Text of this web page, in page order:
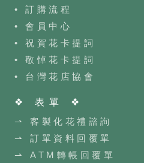
• 訂購流程
• 會員中心
• 祝賀花卡提詞
• 敬悼花卡提詞
• 台灣花店協會
❖ 表單 ❖
⇀ 客製化花禮諮詢
⇀ 訂單資料回覆單
⇀ ATM轉帳回覆單